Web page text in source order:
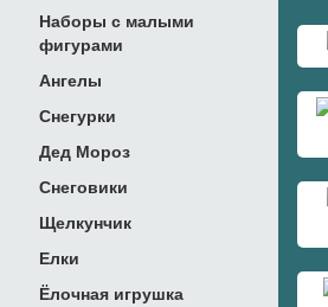
Наборы с малыми
фигурами
Ангелы
Снегурки
Дед Мороз
Снеговики
Щелкунчик
Елки
Ёлочная игрушка